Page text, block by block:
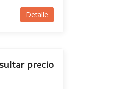
Detalle
precio